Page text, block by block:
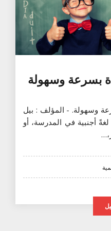
بسرعة وسهولة
وسهولة. - المؤلف : بيل
أجنبية في المدرسة، أو